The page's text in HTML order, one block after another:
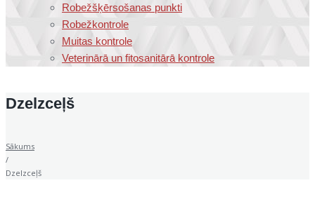
Robežšķērsošanas punkti
Robežkontrole
Muitas kontrole
Veterinārā un fitosanitārā kontrole
Dzelzceļš
Sākums
/
Dzelzceļš